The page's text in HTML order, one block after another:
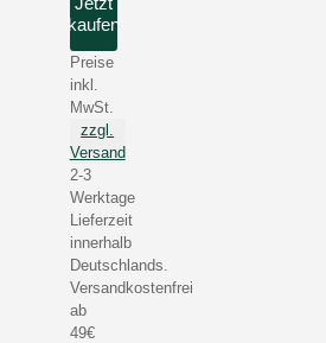
kaufen
Preise
inkl.
MwSt.
zzgl.
Versand
2-3
Werktage
Lieferzeit
innerhalb
Deutschlands.
Versandkostenfrei
ab
49€